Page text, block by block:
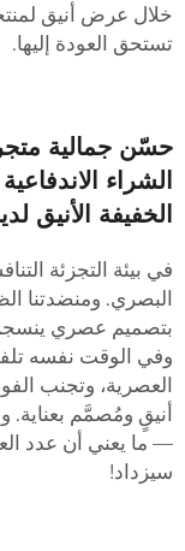
عرض أنيق
العودة إليها.
جمالية
الأنيق
بيئة التجزئة
ومنضدتنا
عصري
الوقت نفسه تلفت
وتجنب
ومُصمَّم بعناية.
ما يعني أن عدد